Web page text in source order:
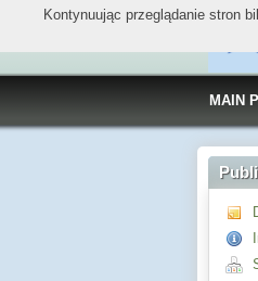
MAIN
Kontynuując przeglądanie stron